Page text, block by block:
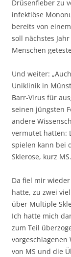
Drüsenfieber zu
infektiöse
bereits von
soll nächstes
Menschen
Und weiter:
Uniklinik in
Barr-Virus für
seinen jüngsten
andere
vermutet hatten:
spielen kann bei
Sklerose, kurz
Da fiel mir
hatte, zu zwei
über Multiple
Ich hatte mich
zum Teil
von MS und die